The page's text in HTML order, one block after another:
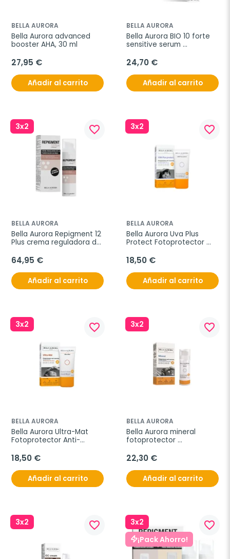
BELLA AURORA
Bella Aurora advanced
booster AHA, 30 ml
27,95 €
Añadir al carrito
BELLA AURORA
Bella Aurora BIO 10 forte
sensitive serum
24,70 €
Añadir al carrito
3x2 favorite_border
BELLA AURORA
Bella Aurora Repigment 12
Plus crema reguladora de
75 ml
64,95 €
Añadir al carrito
3x2 favorite_border
BELLA AURORA
Bella Aurora Uva Plus
Protect Fotoprotector
ml
18,50 €
Añadir al carrito
3x2 favorite_border
BELLA AURORA
Bella Aurora Ultra-Mat
Fotoprotector Anti-
18,50 €
Añadir al carrito
3x2 favorite_border
BELLA AURORA
Bella Aurora mineral
fotoprotector
22,30 €
Añadir al carrito
3x2 favorite_border
3x2
¡Pack Ahorro!
favorite_border